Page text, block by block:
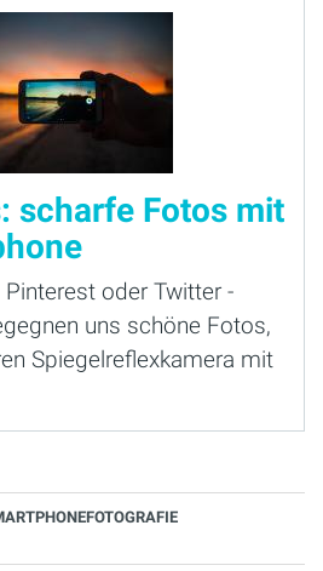
scharfe Fotos mit
oder Twitter -
uns schöne Fotos,
Spiegelreflexkamera mit